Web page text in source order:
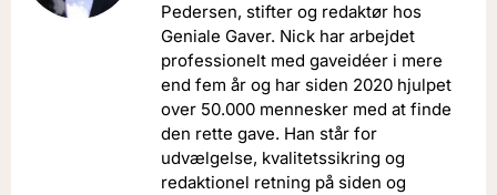
Pedersen, stifter og redaktør hos
Geniale Gaver. Nick har arbejdet
professionelt med gaveidéer i mere
end fem år og har siden 2020 hjulpet
over 50.000 mennesker med at finde
den rette gave. Han står for
udvælgelse, kvalitetssikring og
redaktionel retning på siden og